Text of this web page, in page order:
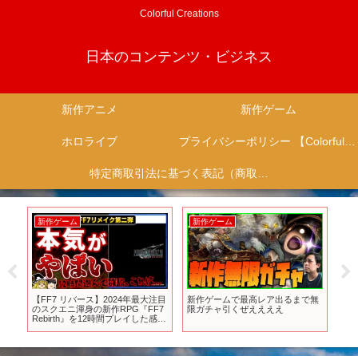
Colorful Creations
日本のコンテンツ・ビジネス
新作アニメ 新作ゲーム
ホロライブ プライバシーポリシー 【Colorful Creation】
特定商取引法に基づく表記（商取引に関する開示）
新作ゲーム
【FF7 リバース】2024年最大注目
のスクエニ渾身の新作RPG『FF7
Rebirth』を12時間プレイした感想
ー、ゆっくり解説】
新作ゲーム
新作ゲームで最高レア出るまで無
限ガチャ引くぜええええ